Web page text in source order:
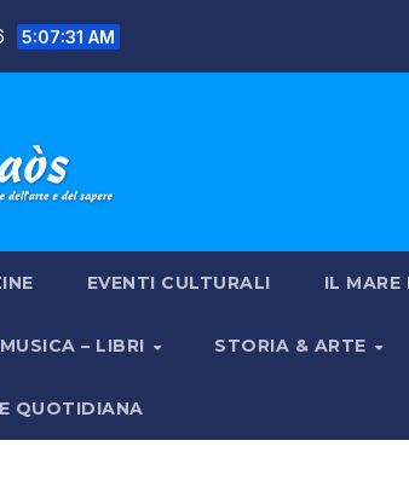
5:07:32 AM
EVENTI CULTURALI IL MARE
– LIBRI STORIA & ARTE
QUOTIDIANA